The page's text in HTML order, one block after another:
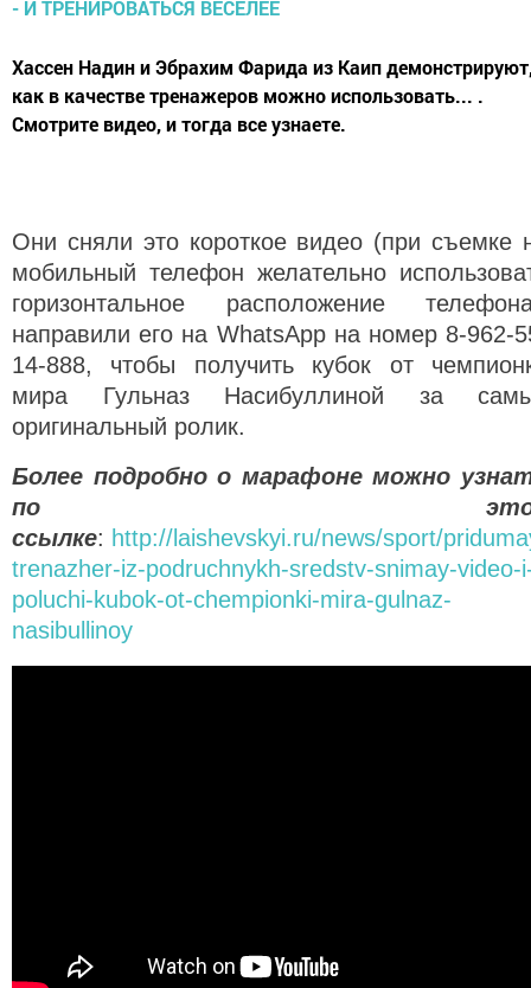
Хассен Надин и Эбрахим Фарида из Каип
как в качестве тренажеров можно использовать... .
Смотрите видео, и тогда все узнаете.
Они сняли это короткое видео (при съемке
мобильный телефон желательно
горизонтальное расположение
направили его на WhatsApp на номер 8-962-
14-888, чтобы получить кубок от
мира Гульназ Насибуллиной за
оригинальный ролик.
Более подробно о марафоне можно
по
ссылке: http://laishevskyi.ru/news/sport/
trenazher-iz-podruchnykh-sredstv-snimay-video-
poluchi-kubok-ot-chempionki-mira-gulnaz-
nasibullinoy